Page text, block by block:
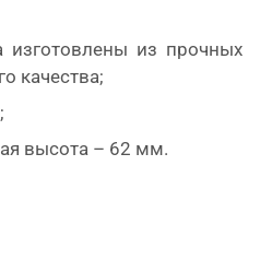
качества;
высота – 62 мм.